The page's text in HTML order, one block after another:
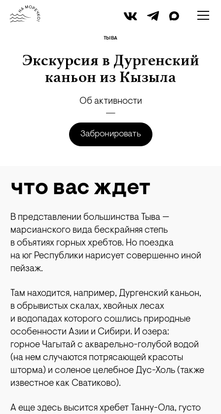
ТЫВА
Экскурсия в Дургенский
каньон из Кызыла
Об активности
Забронировать
что вас ждет
В представлении большинства Тыва —
марсианского вида бескрайняя степь
в объятиях горных хребтов. Но поездка
на юг Республики нарисует совершенно иной
пейзаж.
Там находится, например, Дургенский каньон,
в обрывистых скалах, хвойных лесах
и водопадах которого сошлись природные
особенности Азии и Сибири. И озера:
горное Чагытай с акварельно-голубой водой
(на нем случаются потрясающей красоты
шторма) и соленое целебное Дус-Холь (также
известное как Сватиково).
А еще здесь высится хребет Танну-Ола, густо